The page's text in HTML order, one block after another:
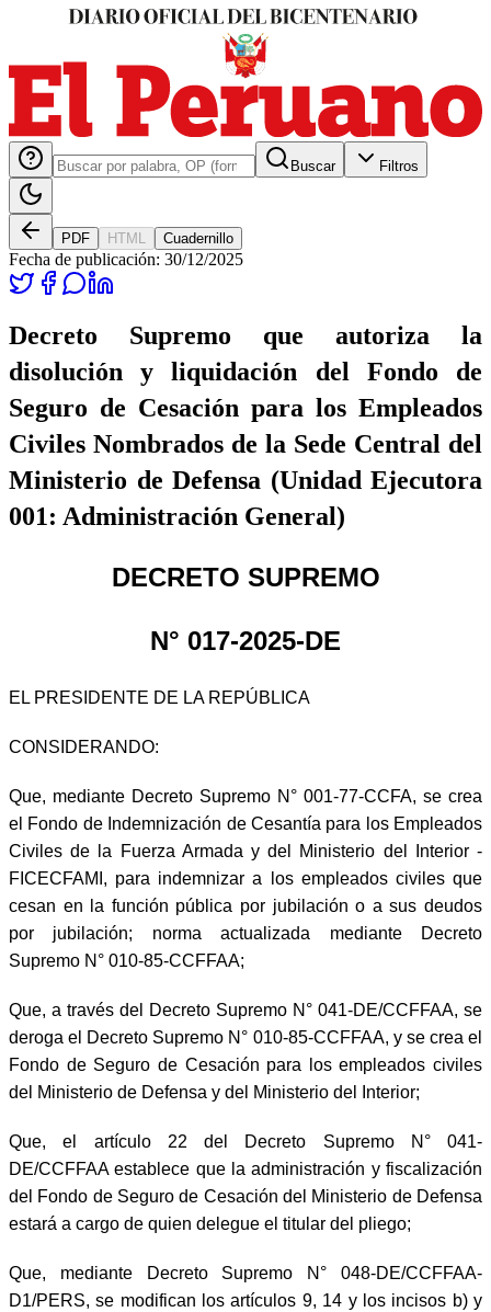
Buscar Filtros
PDF HTML Cuadernillo
Fecha de publicación: 30/12/2025
Decreto Supremo que autoriza la
disolución y liquidación del Fondo de
Seguro de Cesación para los Empleados
Civiles Nombrados de la Sede Central del
Ministerio de Defensa (Unidad Ejecutora
001: Administración General)
DECRETO SUPREMO
N° 017-2025-DE
EL PRESIDENTE DE LA REPÚBLICA
CONSIDERANDO:
Que, mediante Decreto Supremo N° 001-77-CCFA, se crea
el Fondo de Indemnización de Cesantía para los Empleados
Civiles de la Fuerza Armada y del Ministerio del Interior -
FICECFAMI, para indemnizar a los empleados civiles que
cesan en la función pública por jubilación o a sus deudos
por jubilación; norma actualizada mediante Decreto
Supremo N° 010-85-CCFFAA;
Que, a través del Decreto Supremo N° 041-DE/CCFFAA, se
deroga el Decreto Supremo N° 010-85-CCFFAA, y se crea el
Fondo de Seguro de Cesación para los empleados civiles
del Ministerio de Defensa y del Ministerio del Interior;
Que, el artículo 22 del Decreto Supremo N° 041-
DE/CCFFAA establece que la administración y fiscalización
del Fondo de Seguro de Cesación del Ministerio de Defensa
estará a cargo de quien delegue el titular del pliego;
Que, mediante Decreto Supremo N° 048-DE/CCFFAA-
D1/PERS, se modifican los artículos 9, 14 y los incisos b) y